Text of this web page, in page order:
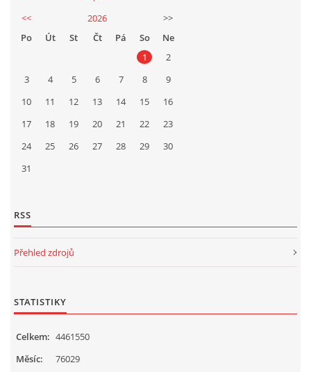
<<
2026
>>
Po
Út St Čt Pá So
Ne
1
2
3
4 5 6 7 8
9
10
11 12 13 14 15
16
17
18 19 20 21 22
23
24
25 26 27 28 29
30
31
RSS
Přehled zdrojů
STATISTIKY
Celkem: 4461550
Měsíc:
76029